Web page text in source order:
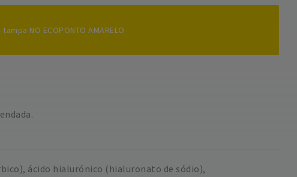
NO ECOPONTO AMARELO
ácido hialurónico (hialuronato de sódio),